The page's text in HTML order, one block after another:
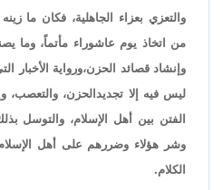
والتعزي بعزاء الجاهلية، فكان ما
من اتخاذ يوم عاشوراء مأتماً، وما
وإنشاد قصائد الحزن،ورواية الأخبار
ليس فيه إلا تجديدالحزن، والتعصب،
الفتن بين أهل الإسلام، والتوسل
وشر هؤلاء وضررهم على أهل
الكلام.